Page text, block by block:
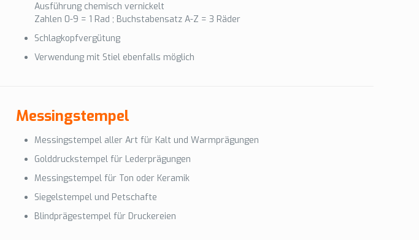
Ausführung chemisch vernickelt
Zahlen 0-9 = 1 Rad ; Buchstabensatz A-Z = 3 Räder
Schlagkopfvergütung
Verwendung mit Stiel ebenfalls möglich
Messingstempel
Messingstempel aller Art für Kalt und Warmprägungen
Golddruckstempel für Lederprägungen
Messingstempel für Ton oder Keramik
Siegelstempel und Petschafte
Blindprägestempel für Druckereien